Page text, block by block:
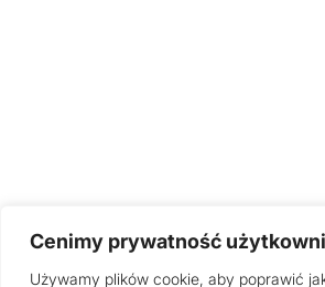
Cenimy prywatność
Używamy plików cookie, aby poprawić